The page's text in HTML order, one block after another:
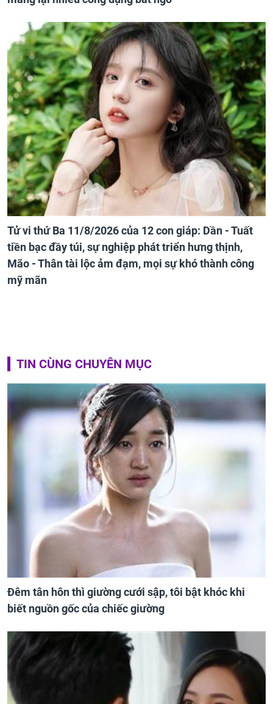
Tử vi thứ Ba 11/8/2026 của 12 con giáp: Dần - Tuất
tiền bạc đầy túi, sự nghiệp phát triển hưng thịnh,
Mão - Thân tài lộc ảm đạm, mọi sự khó thành công
mỹ mãn
TIN CÙNG CHUYÊN MỤC
Đêm tân hôn thì giường cưới sập, tôi bật khóc khi
biết nguồn gốc của chiếc giường